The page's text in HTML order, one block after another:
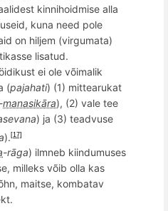
kinnihoidmise alla
kuna need pole
on hiljem (virgumata)
lisatud.
ei ole võimalik
(pajahati) (1) mittearukat
-manasikāra), (2) vale tee
) ja (3) teadvuse
). [17]
-rāga) ilmneb kiindumuses
milleks võib olla kas
hn, maitse, kombatav